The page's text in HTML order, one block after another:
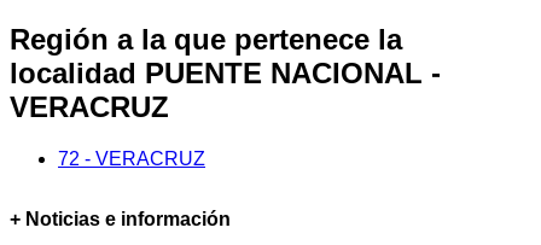
Región a la que pertenece la
localidad PUENTE NACIONAL -
VERACRUZ
72 - VERACRUZ
+ Noticias e información